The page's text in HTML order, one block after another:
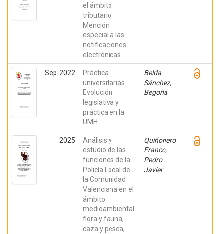
el ámbito
tributario.
Mención
especial a las
notificaciones
electrónicas
Sep-2022
Práctica
universitarias.
Evolución
legislativa y
práctica en la
UMH
Belda
Sánchez,
Begoña
2025
Análisis y
estudio de las
funciones de la
Policía Local de
la Comunidad
Valenciana en el
ámbito
medioambiental:
flora y fauna,
caza y pesca,
Quiñonero
Franco,
Pedro
Javier